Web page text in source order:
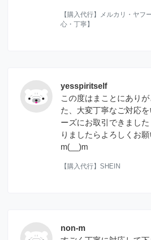
【購入代行】メルカリ・ヤフ
心・丁寧】
yesspiritself
この度はまことにあり
た、大変丁寧なご対応
ーズにお取引できまし
りましたらよろしくお
m(__)m
【購入代行】SHEIN
non-m